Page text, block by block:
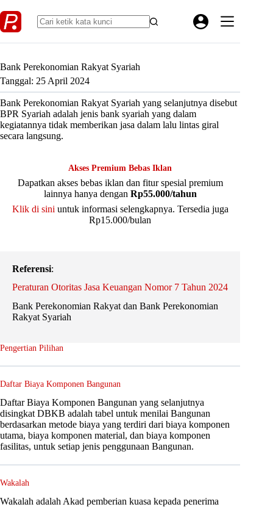
to
content
Bank Perekonomian Rakyat Syariah
Tanggal: 25 April 2024
Bank Perekonomian Rakyat Syariah yang selanjutnya disebut
BPR Syariah adalah jenis bank syariah yang dalam
kegiatannya tidak memberikan jasa dalam lalu lintas giral
secara langsung.
Akses Premium Bebas Iklan
Dapatkan akses bebas iklan dan fitur spesial premium
lainnya hanya dengan Rp55.000/tahun
Klik di sini untuk informasi selengkapnya. Tersedia juga
Rp15.000/bulan
Referensi:
Peraturan Otoritas Jasa Keuangan Nomor 7 Tahun 2024
Bank Perekonomian Rakyat dan Bank Perekonomian
Rakyat Syariah
Pengertian Pilihan
Daftar Biaya Komponen Bangunan
Daftar Biaya Komponen Bangunan yang selanjutnya
disingkat DBKB adalah tabel untuk menilai Bangunan
berdasarkan metode biaya yang terdiri dari biaya komponen
utama, biaya komponen material, dan biaya komponen
fasilitas, untuk setiap jenis penggunaan Bangunan.
Wakalah
Wakalah adalah Akad pemberian kuasa kepada penerima